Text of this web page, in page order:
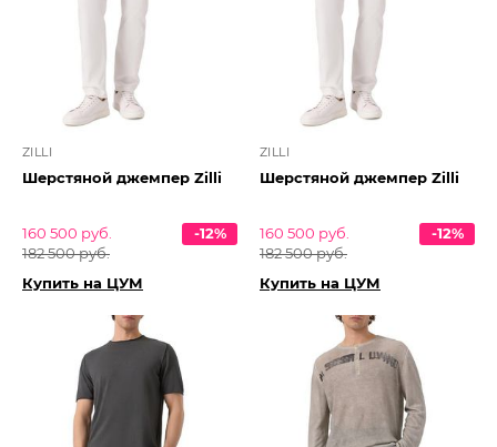
ZILLI
Шерстяной джемпер Zilli
160 500 руб.
182 500 руб.
-12%
Купить на ЦУМ
ZILLI
Шерстяной джемпер Zilli
160 500 руб.
182 500 руб.
-12%
Купить на ЦУМ